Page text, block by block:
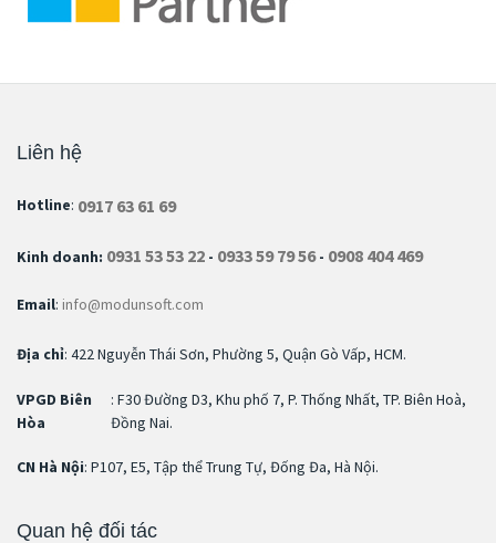
Liên hệ
Hotline: 0917 63 61 69
Kinh doanh: 0931 53 53 22 - 0933 59 79 56- 0908 404 469
Email: info@modunsoft.com
Địa chỉ: 422 Nguyễn Thái Sơn, Phường 5, Quận Gò Vấp, HCM.
VPGD Biên
Hòa
: F30 Đường D3, Khu phố 7, P. Thống Nhất, TP. Biên Hoà,
Đồng Nai.
CN Hà Nội: P107, E5, Tập thể Trung Tự, Đống Đa, Hà Nội.
Quan hệ đối tác